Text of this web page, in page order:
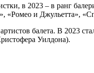
в 2023 – в ранг
«Ромео и Джульетта»,
балета. В 2023
Уилдона).